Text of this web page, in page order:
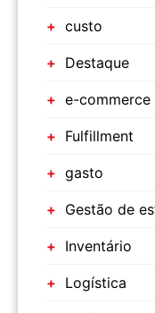
custo
Destaque
e-commerce
Fulfillment
gasto
Gestão de
Inventário
Logística